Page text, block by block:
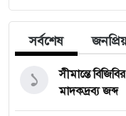
সর্বশেষ
সীমান্তে
মাদকদ্রব্য জব্দ
১